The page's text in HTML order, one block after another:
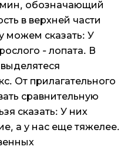
обозначающий
в верхней части
можем сказать: У
- лопата. В
От прилагательного
сравнительную
сказать: У них
а у нас еще тяжелее.